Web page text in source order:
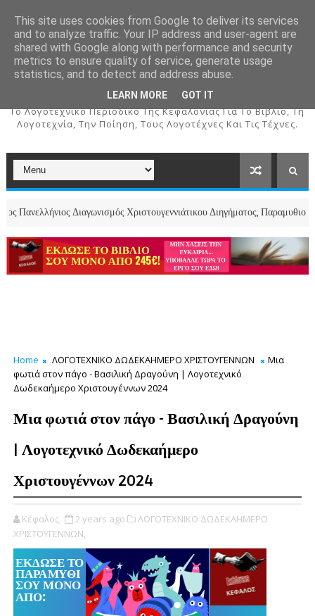
ΚΕΦΑΛΟΣ
To Λογοτεχνικό Περιοδικό Της Κεφαλονιάς Για Το Βιβλίο, Τη
Λογοτεχνία, Την Ποίηση, Τους Λογοτέχνες Και Τις Τέχνες.
Διαγωνισμός Χριστουγεννιάτικου Διηγήματος, Παραμυθιού και
Home ΛΟΓΟΤΕΧΝΙΚΟ ΔΩΔΕΚΑΗΜΕΡΟ ΧΡΙΣΤΟΥΓΕΝΝΩΝ
Μια
φωτιά στον πάγο - Βασιλική Δραγούνη | Λογοτεχνικό
Δωδεκαήμερο Χριστουγέννων 2024
Μια φωτιά στον πάγο - Βασιλική Δραγούνη
| Λογοτεχνικό Δωδεκαήμερο
Χριστουγέννων 2024
Κέφαλος 2 years ago
ΛΟΓΟΤΕΧΝΙΚΟ ΔΩΔΕΚΑΗΜΕΡΟ
ΧΡΙΣΤΟΥΓΕΝΝΩΝ,
This site uses cookies from Google to deliver its services
and to analyze traffic. Your IP address and user-agent are
shared with Google along with performance and security
metrics to ensure quality of service, generate usage
statistics, and to detect and address abuse.
LEARN MORE GOT IT